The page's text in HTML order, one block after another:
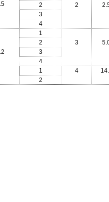
2
2
3
4
1
3
2
3
4
1 4
2